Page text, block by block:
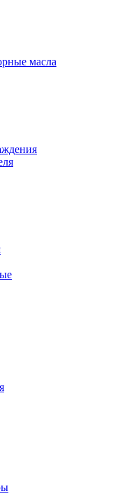
масла